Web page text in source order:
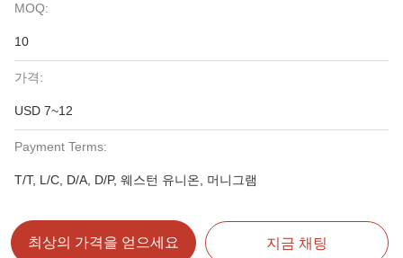
MOQ:
10
가격:
USD 7~12
Payment Terms:
T/T, L/C, D/A, D/P, 웨스턴 유니온, 머니그램
최상의 가격을 얻으세요 지금 채팅